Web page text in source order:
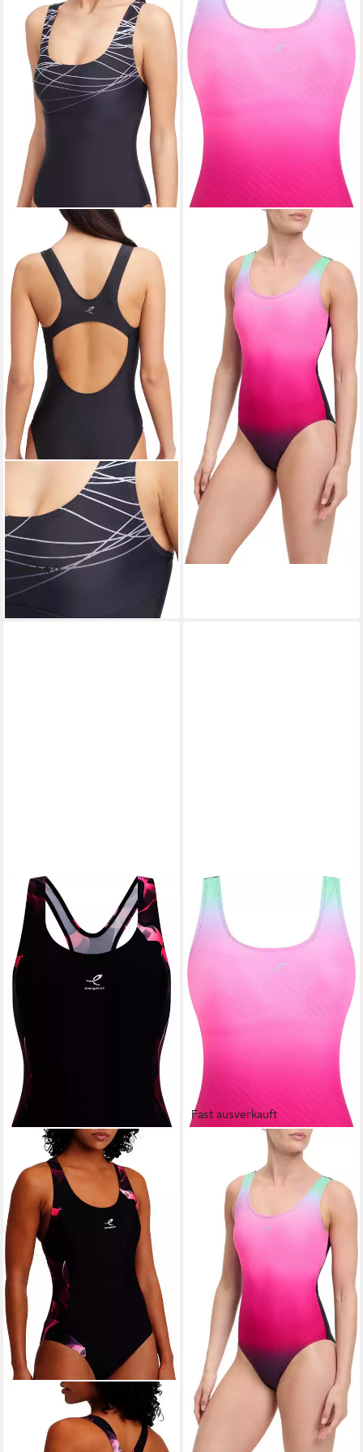
Badeanzug DA.-BADEANZUG
PAMELA D W unifarbenes
Design, sportlicher Stil,
elastisches Material
(1)
29,99 €
lieferbar - in 4-5 Werktagen bei dir
Badeanzug Da.-Badeanzug
Franka W
TURQUOISE/PINK/VIOLE
33,24 €
lieferbar - in 5-6 Werktagen bei dir
ENERGETICS
Schwimmanzug Da.-
Schwimmanzug Revia III W
Fast ausverkauft
Badeanzug Da.-Badeanzug
Franka W
TURQUOISE/PINK/VIOLE
ab 31,49 €
UVP
lieferbar - in 4-5 Werktagen bei dir